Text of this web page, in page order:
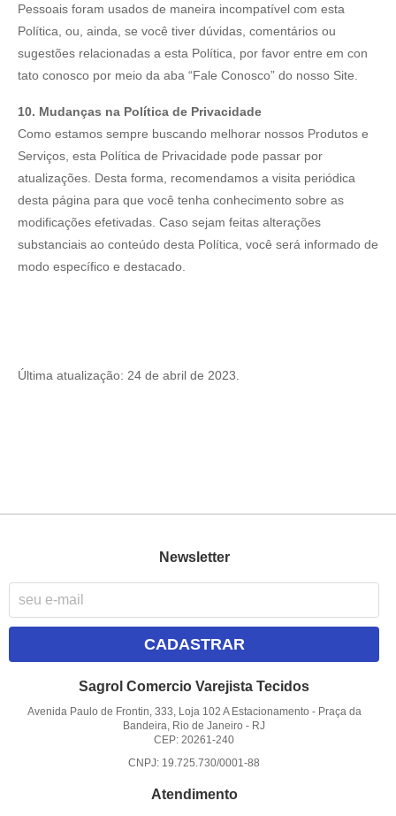
Pessoais foram usados de maneira incompatível com esta
Política, ou, ainda, se você tiver dúvidas, comentários ou
sugestões relacionadas a esta Política, por favor entre em con
tato conosco por meio da aba “Fale Conosco” do nosso Site.
10. Mudanças na Política de Privacidade
Como estamos sempre buscando melhorar nossos Produtos e
Serviços, esta Política de Privacidade pode passar por
atualizações. Desta forma, recomendamos a visita periódica
desta página para que você tenha conhecimento sobre as
modificações efetivadas. Caso sejam feitas alterações
substanciais ao conteúdo desta Política, você será informado de
modo específico e destacado.
Última atualização: 24 de abril de 2023.
Newsletter
CADASTRAR
Sagrol Comercio Varejista Tecidos
Avenida Paulo de Frontin, 333, Loja 102 A Estacionamento - Praça da
Bandeira, Rio de Janeiro - RJ
CEP: 20261-240
CNPJ: 19.725.730/0001-88
Atendimento